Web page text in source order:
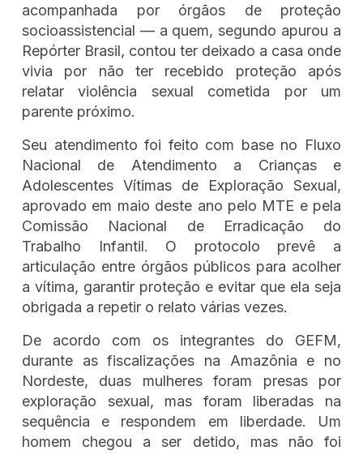
acompanhada por órgãos de proteção
socioassistencial — a quem, segundo apurou a
Repórter Brasil, contou ter deixado a casa onde
vivia por não ter recebido proteção após
relatar violência sexual cometida por um
parente próximo.
Seu atendimento foi feito com base no Fluxo
Nacional de Atendimento a Crianças e
Adolescentes Vítimas de Exploração Sexual,
aprovado em maio deste ano pelo MTE e pela
Comissão Nacional de Erradicação do
Trabalho Infantil. O protocolo prevê a
articulação entre órgãos públicos para acolher
a vítima, garantir proteção e evitar que ela seja
obrigada a repetir o relato várias vezes.
De acordo com os integrantes do GEFM,
durante as fiscalizações na Amazônia e no
Nordeste, duas mulheres foram presas por
exploração sexual, mas foram liberadas na
sequência e respondem em liberdade. Um
homem chegou a ser detido, mas não foi